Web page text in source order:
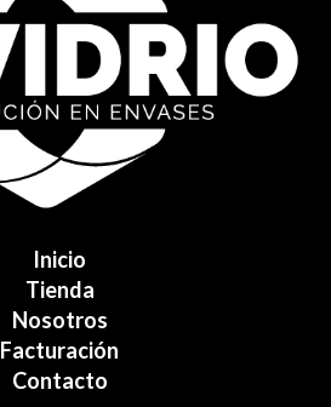
Inicio
Tienda
Nosotros
Facturación
Contacto